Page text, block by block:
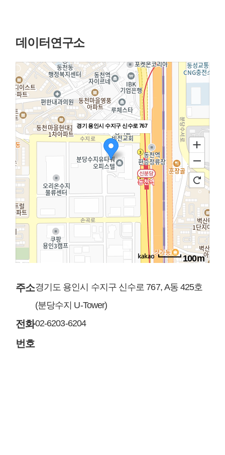
데이터연구소
경기 용인시 수지구 신수로 767
100m
주소경기도 용인시 수지구 신수로 767, A동 425호
(분당수지 U-Tower)
전화
번호
02-6203-6204